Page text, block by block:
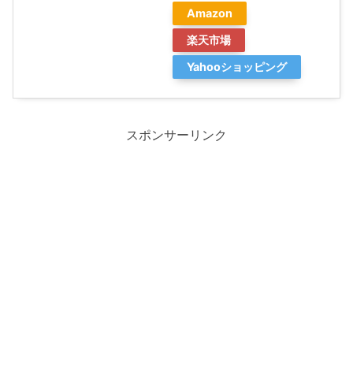
Amazon
楽天市場
Yahooショッピング
スポンサーリンク